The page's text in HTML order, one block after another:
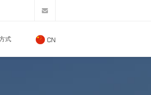
CN
式